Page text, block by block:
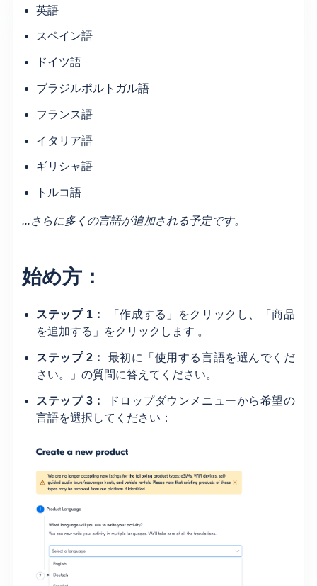
英語
スペイン語
ドイツ語
ブラジルポルトガル語
フランス語
イタリア語
ギリシャ語
トルコ語
...さらに多くの言語が追加される予定です。
始め方：
ステップ 1： 「作成する」をクリックし、
「商品
を追加する」をクリックします 。
ステップ 2： 最初に「使用する言語を選んでくだ
さい。」の質問に答えてください。
ステップ 3：
ドロップダウンメニューから希望の
言語を選択してください：